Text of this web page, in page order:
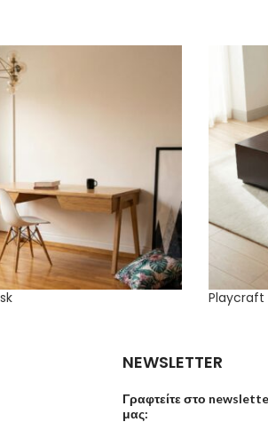
NEWSLETTER
Γραφτείτε στο
μας: